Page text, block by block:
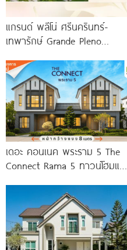
แกรนด์ พลีโน่ ศรีนครินทร์-
เทพารักษ์ Grande Pleno
ใหม่ ใกล้ทางด่วน รถไฟฟ้า 2
เดอะ คอนเนค พระราม 5 The
Connect Rama 5 ทาวน์โฮมและ